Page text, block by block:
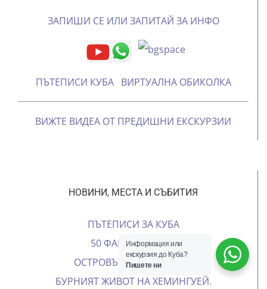
ЗАПИШИ СЕ ИЛИ ЗАПИТАЙ ЗА ИНФО
ПЪТЕПИСИ КУБА ВИРТУАЛНА ОБИКОЛКА
ВИЖТЕ ВИДЕА ОТ ПРЕДИШНИ ЕКСКУРЗИИ
НОВИНИ, МЕСТА И СЪБИТИЯ
ПЪТЕПИСИ ЗА КУБА
50 ФАКТИ ЗА КУБА
ОСТРОВЪТ НА МЛАДЕЖТА
БУРНИЯТ ЖИВОТ НА ХЕМИНГУЕЙ.
Информация или
екскурзия до Куба?
Пишете ни